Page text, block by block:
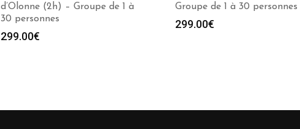
d’Olonne (2h) – Groupe de 1 à
30 personnes
299.00€
Groupe de 1 à 30 personnes
299.00€